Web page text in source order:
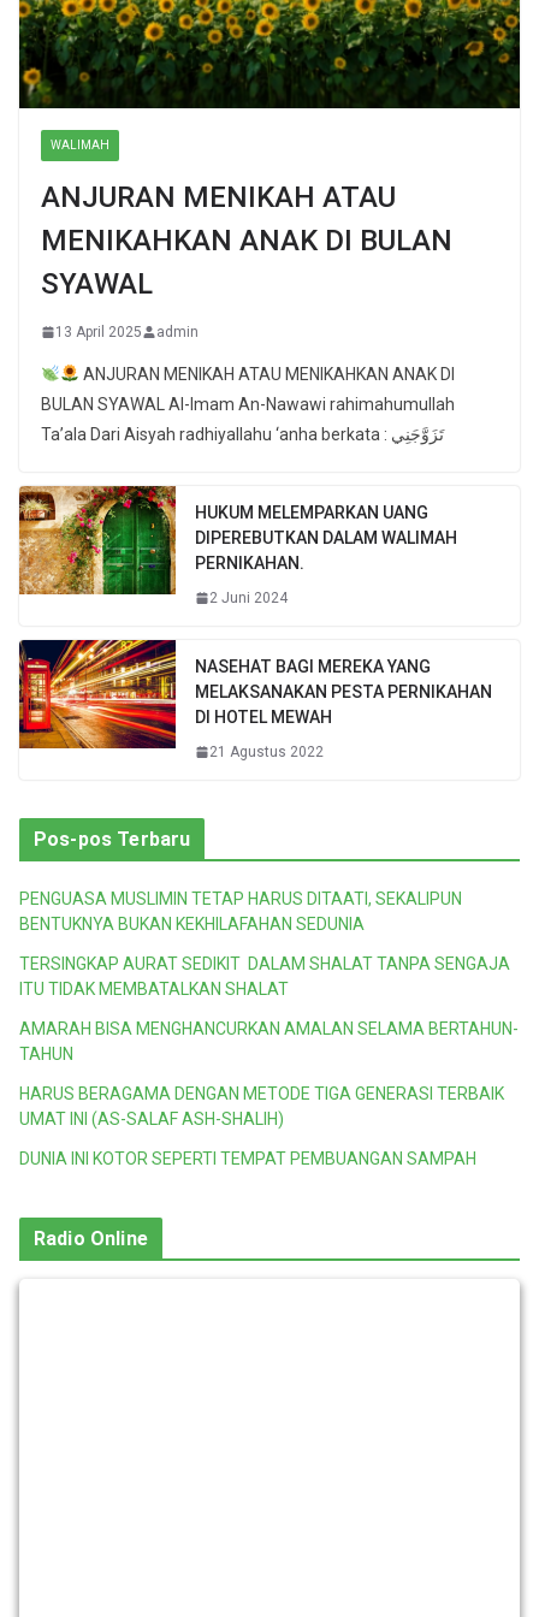
WALIMAH
ANJURAN MENIKAH ATAU
MENIKAHKAN ANAK DI BULAN
SYAWAL
13 April 2025 admin
ANJURAN MENIKAH ATAU MENIKAHKAN ANAK DI
BULAN SYAWAL Al-Imam An-Nawawi rahimahumullah
Ta’ala Dari Aisyah radhiyallahu ‘anha berkata : تَزَوَّجَنِي
HUKUM MELEMPARKAN UANG
DIPEREBUTKAN DALAM WALIMAH
PERNIKAHAN.
2 Juni 2024
NASEHAT BAGI MEREKA YANG
MELAKSANAKAN PESTA PERNIKAHAN
DI HOTEL MEWAH
21 Agustus 2022
Pos-pos Terbaru
PENGUASA MUSLIMIN TETAP HARUS DITAATI, SEKALIPUN
BENTUKNYA BUKAN KEKHILAFAHAN SEDUNIA
TERSINGKAP AURAT SEDIKIT DALAM SHALAT TANPA SENGAJA
ITU TIDAK MEMBATALKAN SHALAT
AMARAH BISA MENGHANCURKAN AMALAN SELAMA BERTAHUN-
TAHUN
HARUS BERAGAMA DENGAN METODE TIGA GENERASI TERBAIK
UMAT INI (AS-SALAF ASH-SHALIH)
DUNIA INI KOTOR SEPERTI TEMPAT PEMBUANGAN SAMPAH
Radio Online